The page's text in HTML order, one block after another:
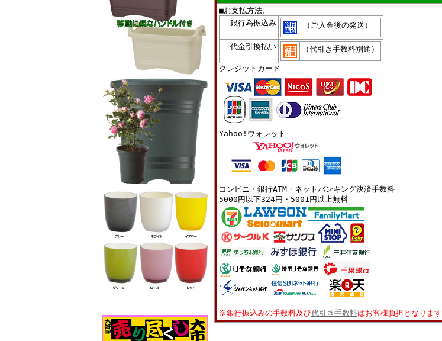
■お支払方法、
銀行為振込み
（ご入金後の発送）
代金引換払い （代引き手数料別途）
クレジットカード
Yahoo!ウォレット
コンビニ・銀行ATM・ネットバンキング決済手数料
5000円以下324円・5001円以上無料
※銀行振込みの手数料及び代引き手数料はお客様負担となります